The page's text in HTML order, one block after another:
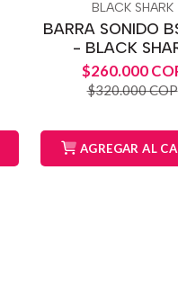
BLACK SHARK
BARRA SONIDO
- BLACK
$260.000
$320.000 COP
AGREGAR AL